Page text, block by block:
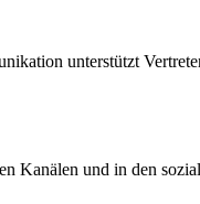
unterstützt
Kanälen und in den